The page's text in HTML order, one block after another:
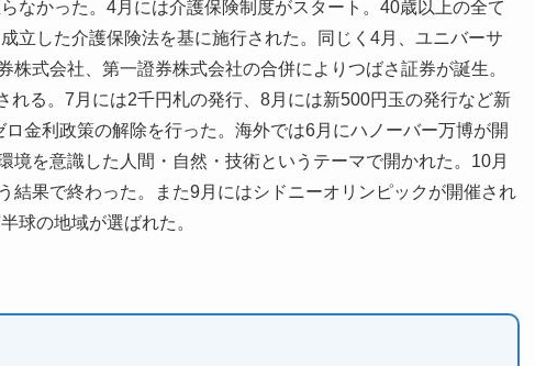
なかった。4月には介護保険制度がスタート。40歳以上の全て
立した介護保険法を基に施行された。同じく4月、ユニバーサ
式会社、第一證券株式会社の合併によりつばさ証券が誕生。
る。7月には2千円札の発行、8月には新500円玉の発行など新
金利政策の解除を行った。海外では6月にハノーバー万博が開
境を意識した人間・自然・技術というテーマで開かれた。10月
結果で終わった。また9月にはシドニーオリンピックが開催され
球の地域が選ばれた。